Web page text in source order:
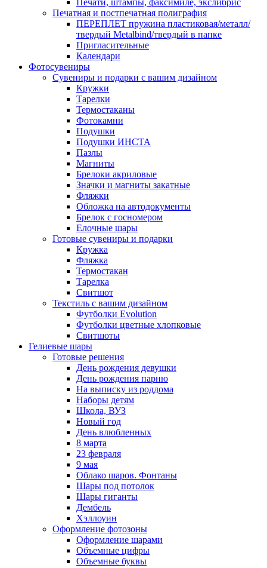
Печати, штампы, факсимиле, экслибрис
Печатная и постпечатная полиграфия
ПЕРЕПЛЕТ пружина пластиковая/металл/
твердый Metalbind/твердый в папке
Пригласительные
Календари
Фотосувениры
Сувениры и подарки с вашим дизайном
Кружки
Тарелки
Термостаканы
Фотокамни
Подушки
Подушки ИНСТА
Пазлы
Магниты
Брелоки акриловые
Значки и магниты закатные
Фляжки
Обложка на автодокументы
Брелок с госномером
Елочные шары
Готовые сувениры и подарки
Кружка
Фляжка
Термостакан
Тарелка
Свитшот
Текстиль с вашим дизайном
Футболки Evolution
Футболки цветные хлопковые
Свитшоты
Гелиевые шары
Готовые решения
День рождения девушки
День рождения парню
На выписку из роддома
Наборы детям
Школа, ВУЗ
Новый год
День влюбленных
8 марта
23 февраля
9 мая
Облако шаров. Фонтаны
Шары под потолок
Шары гиганты
Дембель
Хэллоуин
Оформление фотозоны
Оформление шарами
Объемные цифры
Объемные буквы